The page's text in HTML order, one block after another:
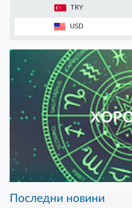
TRY
USD
Последни новини